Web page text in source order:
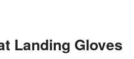
Landing Gloves